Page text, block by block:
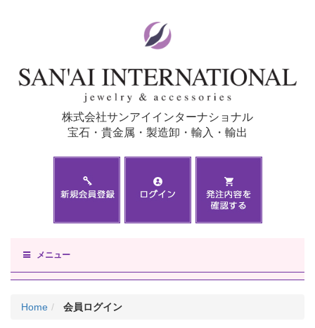
株式会社サンアイインターナショナル
宝石・貴金属・製造卸・輸入・輸出
メニュー
Home 会員ログイン